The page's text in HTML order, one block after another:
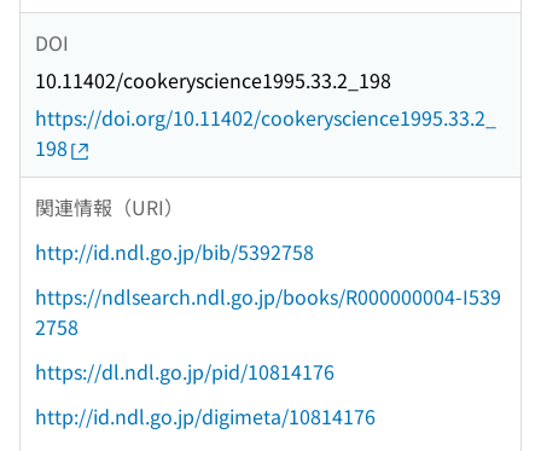
DOI
10.11402/cookeryscience1995.33.2_198
https://doi.org/10.11402/cookeryscience1995.33.2_
198
関連情報（URI）
http://id.ndl.go.jp/bib/5392758
https://ndlsearch.ndl.go.jp/books/R000000004-I539
2758
https://dl.ndl.go.jp/pid/10814176
http://id.ndl.go.jp/digimeta/10814176